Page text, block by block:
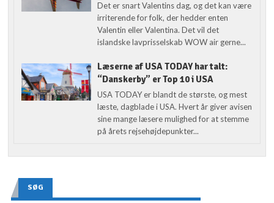
Det er snart Valentins dag, og det kan være
irriterende for folk, der hedder enten
Valentin eller Valentina. Det vil det
islandske lavprisselskab WOW air gerne...
Læserne af USA TODAY har talt:
“Danskerby” er Top 10 i USA
USA TODAY er blandt de største, og mest
læste, dagblade i USA. Hvert år giver avisen
sine mange læsere mulighed for at stemme
på årets rejsehøjdepunkter...
SØG